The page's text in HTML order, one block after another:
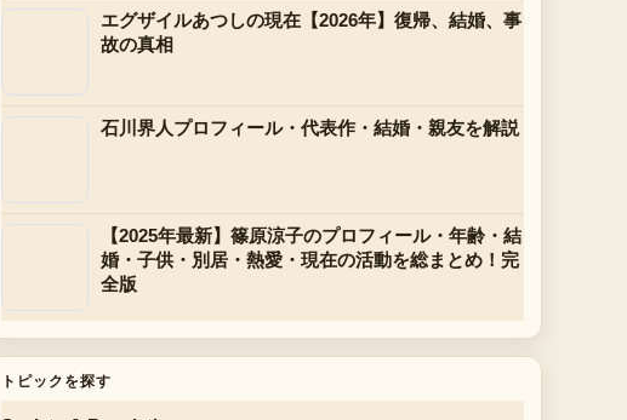
エグザイルあつしの現在【2026年】復帰、結婚、事
故の真相
石川界人プロフィール・代表作・結婚・親友を解説
【2025年最新】篠原涼子のプロフィール・年齢・結
婚・子供・別居・熱愛・現在の活動を総まとめ！完
全版
トピックを探す